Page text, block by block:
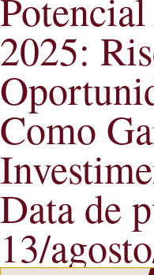
2025:
Como
Data de
13/